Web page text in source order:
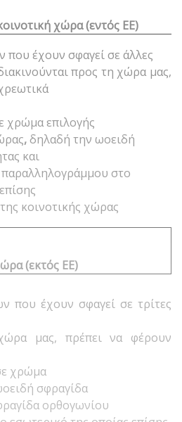
χώρα (εντός ΕΕ)
που έχουν σφαγεί σε άλλες
προς τη χώρα μας,
χρώμα επιλογής
, δηλαδή την ωοειδή
και
στο
κοινοτικής χώρας
(εκτός ΕΕ)
που έχουν σφαγεί σε τρίτες
μας, πρέπει να φέρουν
χρώμα
σφραγίδα
ορθογωνίου